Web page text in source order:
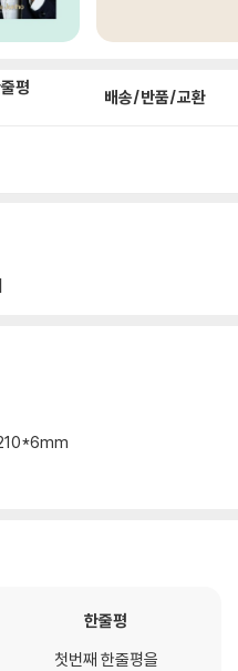
평 배송/반품/교환
한줄평
첫번째 한줄평을